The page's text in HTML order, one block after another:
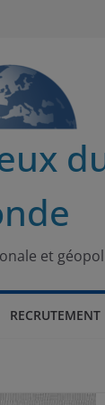
et
RECRUTEMENT